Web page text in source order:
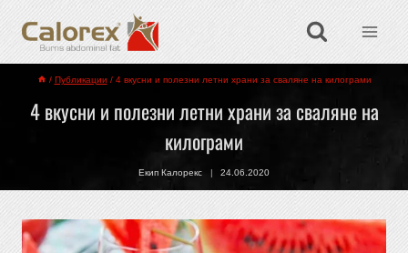
/ Публикации / 4 вкусни и полезни летни храни за сваляне на килограми
4 вкусни и полезни летни храни за сваляне на
килограми
Екип Калорекс 24.06.2020